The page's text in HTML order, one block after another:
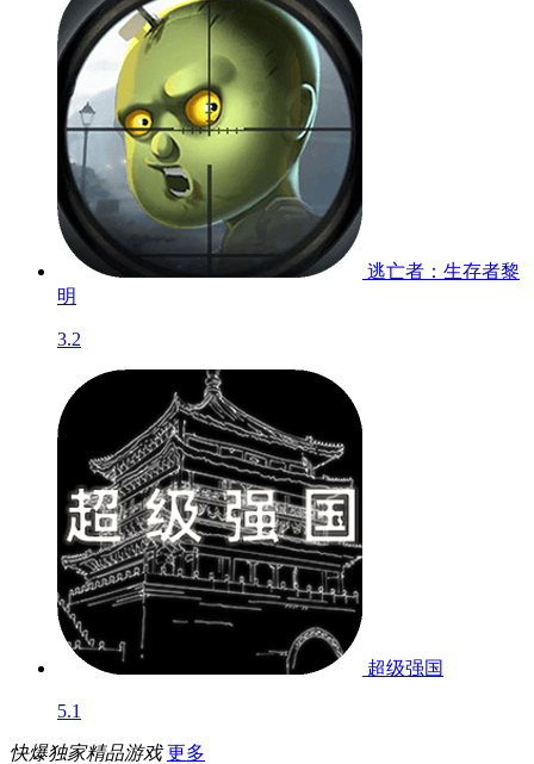
逃亡者：生存者黎
明
3.2
超级强国
5.1
快爆独家精品游戏 更多